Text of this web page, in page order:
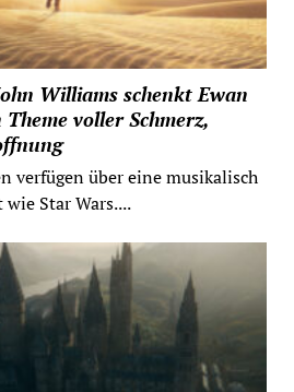
Williams schenkt Ewan
voller Schmerz,
verfügen über eine musikalisch
Star Wars....